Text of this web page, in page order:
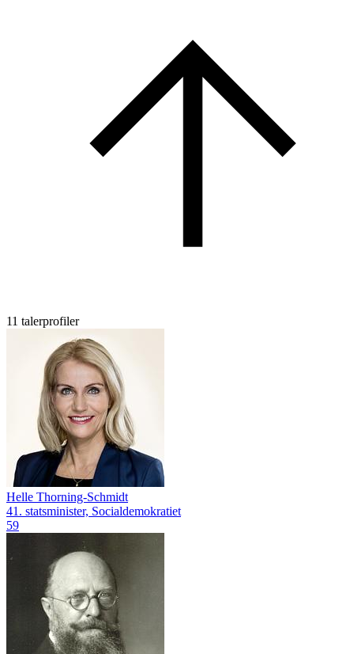
11 talerprofiler
Helle Thorning-Schmidt
41. statsminister, Socialdemokratiet
59